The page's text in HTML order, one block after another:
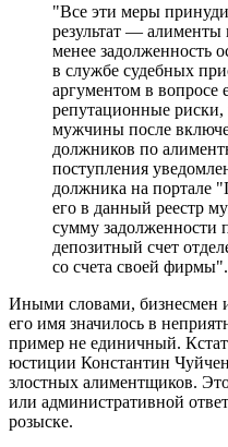
"Все эти меры
результат — алименты
менее задолженность
в службе судебных
аргументом в вопросе
репутационные
мужчины после
должников по
поступления
должника на портале
его в данный реестр
сумму задолженности
депозитный счет
со счета своей фирмы".
Иными словами, бизнесмен
его имя значилось в
пример не единичный.
юстиции Константин
злостных алиментщиков.
или административной
розыске.